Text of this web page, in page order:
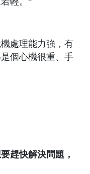
處理能力強，有
個心機很重、手
趕快解決問題，